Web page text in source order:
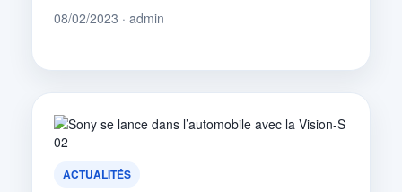
08/02/2023 · admin
ACTUALITÉS